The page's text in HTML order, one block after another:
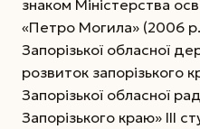
знаком Міністерства
«Петро Могила» (2006
Запорізької обласної
розвиток
Запорізької обласної
Запорізького краю» ІІІ